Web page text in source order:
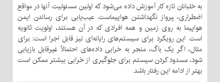
به خلبانان تازه کار آموزش داده می‌شود که اولین مسئولیت آنها در مواقع
اضطراری، ‍پرواز نگهداشتن هواپیماست. عیب‌یابی برای رساندن ایمن
هواپیما به روی زمین و همه افرادی که در آن هستند، اولویت ثانویه
است. این رویکرد برای سیستم‌های رایانه‌ای نیز قابل اجرا است: برای
مثال، اگر یک باگ، منجر به خرابی داده‌های احتمالاً غیرقابل بازیابی
شود، مسدود کردن سیستم برای جلوگیری از خرابی بیشتر ممکن است
بهتر از ادامه این رفتار باشد.